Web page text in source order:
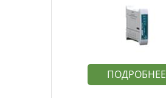
ПОДРОБНЕЕ